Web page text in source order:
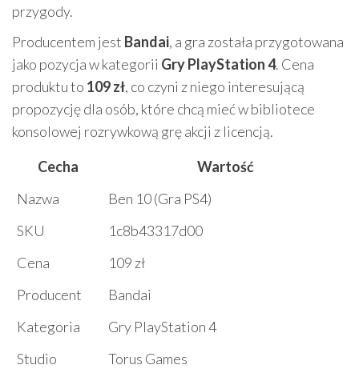
przygody.
Producentem jest Bandai, a gra została przygotowana
jako pozycja w kategorii Gry PlayStation 4. Cena
produktu to 109 zł, co czyni z niego interesującą
propozycję dla osób, które chcą mieć w bibliotece
konsolowej rozrywkową grę akcji z licencją.
Cecha
Wartość
Nazwa
Ben 10 (Gra PS4)
SKU
1c8b43317d00
Cena
109 zł
Producent
Bandai
Kategoria
Gry PlayStation 4
Studio
Torus Games